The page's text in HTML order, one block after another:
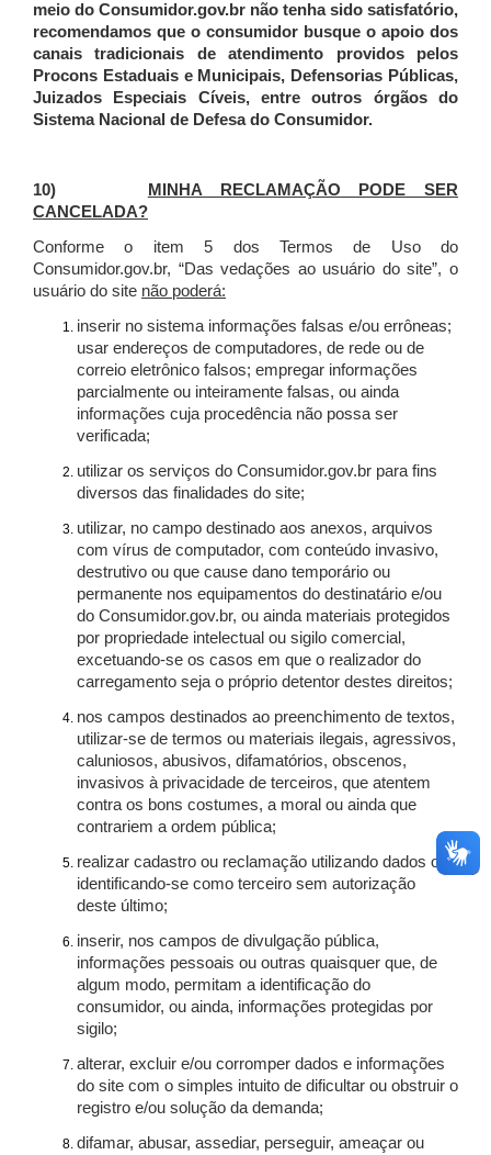
meio do Consumidor.gov.br não tenha sido satisfatório,
recomendamos que o consumidor busque o apoio dos
canais tradicionais de atendimento providos pelos
Procons Estaduais e Municipais, Defensorias Públicas,
Juizados Especiais Cíveis, entre outros órgãos do
Sistema Nacional de Defesa do Consumidor.
10)
MINHA RECLAMAÇÃO PODE SER
CANCELADA?
Conforme o item 5 dos Termos de Uso do
Consumidor.gov.br, “Das vedações ao usuário do site”, o
usuário do site não poderá:
inserir no sistema informações falsas e/ou errôneas;
usar endereços de computadores, de rede ou de
correio eletrônico falsos; empregar informações
parcialmente ou inteiramente falsas, ou ainda
informações cuja procedência não possa ser
verificada;
utilizar os serviços do Consumidor.gov.br para fins
diversos das finalidades do site;
utilizar, no campo destinado aos anexos, arquivos
com vírus de computador, com conteúdo invasivo,
destrutivo ou que cause dano temporário ou
permanente nos equipamentos do destinatário e/ou
do Consumidor.gov.br, ou ainda materiais protegidos
por propriedade intelectual ou sigilo comercial,
excetuando-se os casos em que o realizador do
carregamento seja o próprio detentor destes direitos;
nos campos destinados ao preenchimento de textos,
utilizar-se de termos ou materiais ilegais, agressivos,
caluniosos, abusivos, difamatórios, obscenos,
invasivos à privacidade de terceiros, que atentem
contra os bons costumes, a moral ou ainda que
contrariem a ordem pública;
realizar cadastro ou reclamação utilizando dados ou
identificando-se como terceiro sem autorização
deste último;
inserir, nos campos de divulgação pública,
informações pessoais ou outras quaisquer que, de
algum modo, permitam a identificação do
consumidor, ou ainda, informações protegidas por
sigilo;
alterar, excluir e/ou corromper dados e informações
do site com o simples intuito de dificultar ou obstruir o
registro e/ou solução da demanda;
difamar, abusar, assediar, perseguir, ameaçar ou